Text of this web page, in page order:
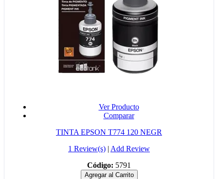
Ver Producto
Comparar
TINTA EPSON T774 120 NEGR
1 Review(s) | Add Review
Código: 5791
Agregar al Carrito